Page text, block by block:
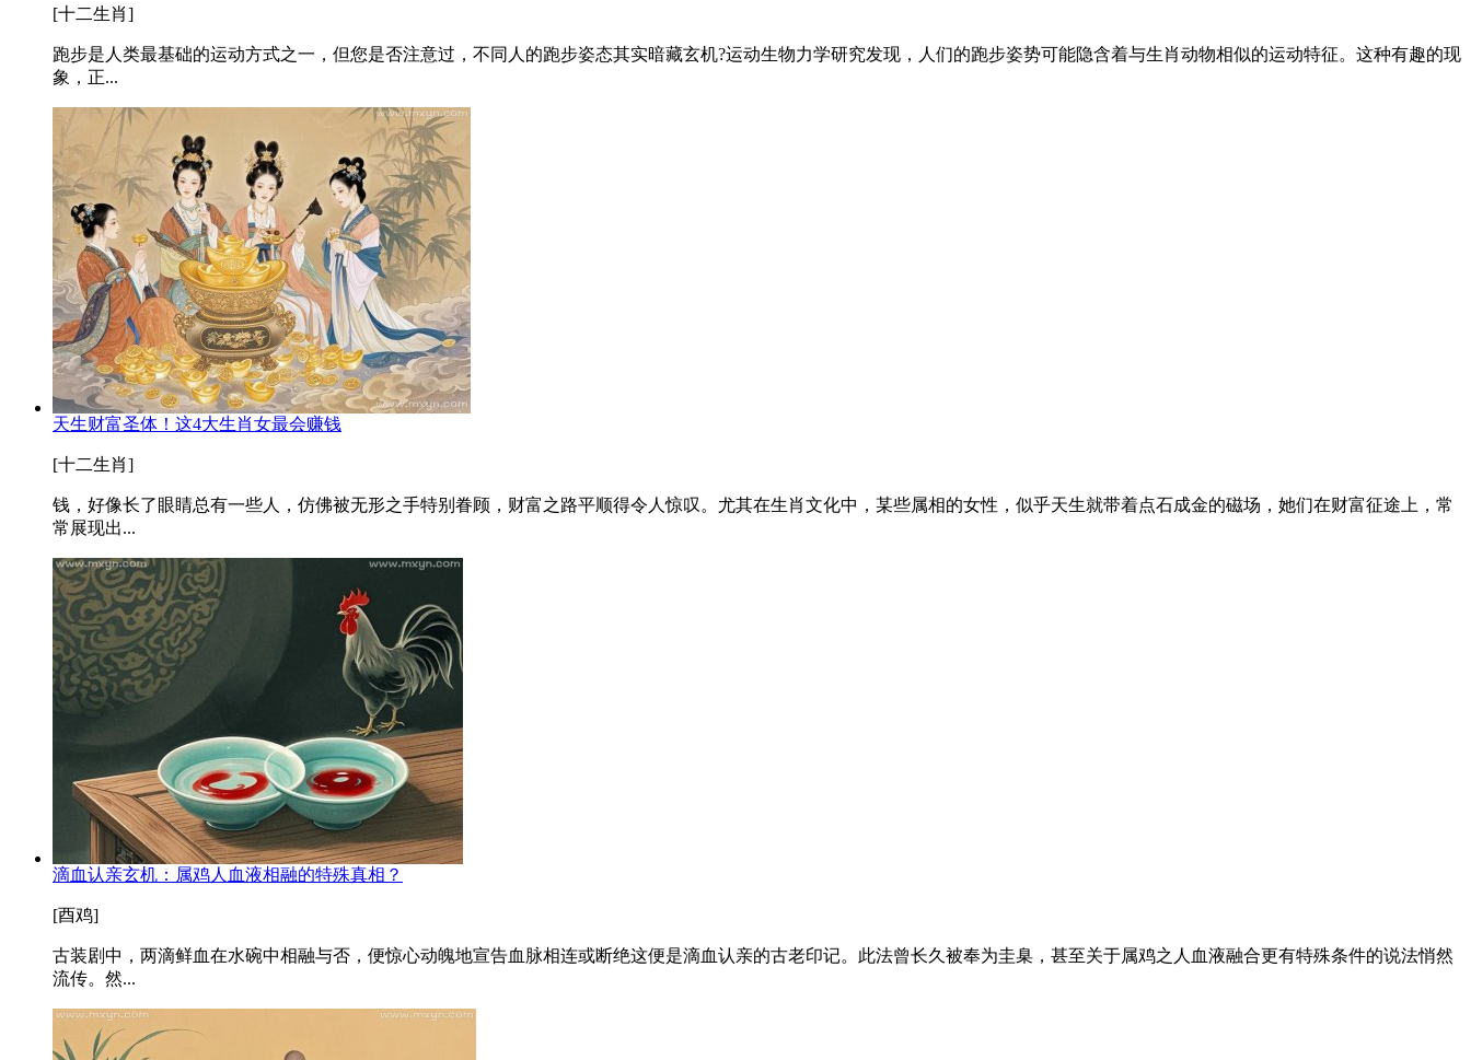
[十二生肖]
跑步是人类最基础的运动方式之一，但您是否注意过，不同人的跑步姿态其实暗藏玄机?运动生物力学研究发现，人们的跑步姿势可能隐含着与生肖动物相似的运动特征。这种有趣的现
象，正...
天生财富圣体！这4大生肖女最会赚钱
[十二生肖]
钱，好像长了眼睛总有一些人，仿佛被无形之手特别眷顾，财富之路平顺得令人惊叹。尤其在生肖文化中，某些属相的女性，似乎天生就带着点石成金的磁场，她们在财富征途上，常
常展现出...
滴血认亲玄机：属鸡人血液相融的特殊真相？
[酉鸡]
古装剧中，两滴鲜血在水碗中相融与否，便惊心动魄地宣告血脉相连或断绝这便是滴血认亲的古老印记。此法曾长久被奉为圭臬，甚至关于属鸡之人血液融合更有特殊条件的说法悄然
流传。然...